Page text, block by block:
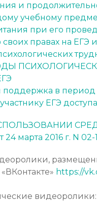
и
учебному
при его
правах на ЕГЭ
поддержка в
ЕГЭ
марта 2016 г. N 02-
https://
видеоролики: